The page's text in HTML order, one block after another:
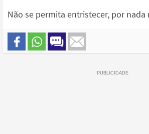
Não se permita entristecer, por